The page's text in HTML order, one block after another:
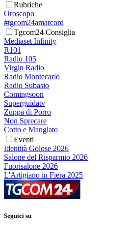
Rubriche
Oroscopo
#tgcom24amarcord
Tgcom24 Consiglia
Mediaset Infinity
R101
Radio 105
Virgin Radio
Radio Montecarlo
Radio Subasio
Comingsoon
Superguidatv
Zuppa di Porro
Non Sprecare
Cotto e Mangiato
Eventi
Identità Golose 2026
Salone del Risparmio 2026
Fuorisalone 2026
L'Artigiano in Fiera 2025
Seguici su